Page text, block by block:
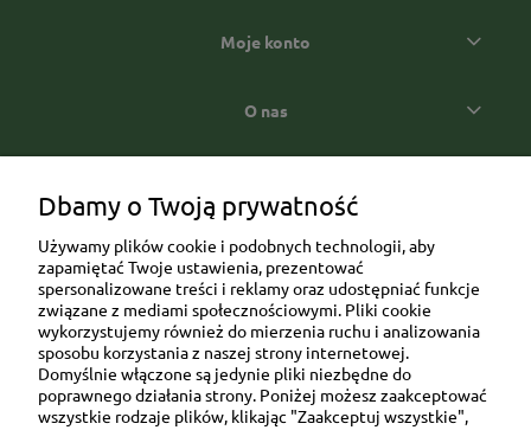
Moje konto
O nas
Ul. Brukowa 6/8 lok. 57/58
91-341 Łódź
Dbamy o Twoją prywatność
Używamy plików cookie i podobnych technologii, aby
zapamiętać Twoje ustawienia, prezentować
spersonalizowane treści i reklamy oraz udostępniać funkcje
związane z mediami społecznościowymi. Pliki cookie
wykorzystujemy również do mierzenia ruchu i analizowania
sposobu korzystania z naszej strony internetowej.
Domyślnie włączone są jedynie pliki niezbędne do
poprawnego działania strony. Poniżej możesz zaakceptować
wszystkie rodzaje plików, klikając "Zaakceptuj wszystkie",